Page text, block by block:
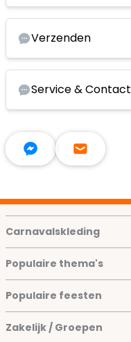
Verzenden
Service & Contact
Carnavalskleding
Populaire thema's
Populaire feesten
Zakelijk / Groepen